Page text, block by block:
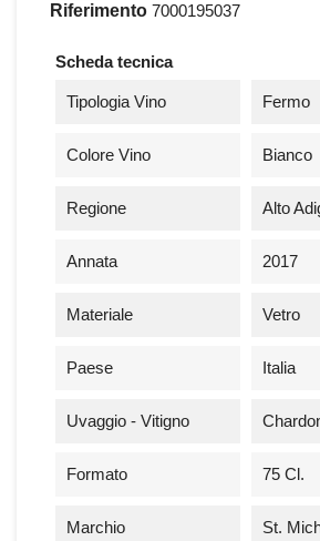
Riferimento 7000195037
Scheda tecnica
Tipologia Vino Fermo
Colore Vino Bianco
Regione Alto
Annata 2017
Materiale Vetro
Paese Italia
Uvaggio - Vitigno
Formato 75 Cl.
Marchio St.